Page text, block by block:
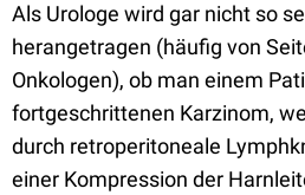
Als Urologe wird gar nicht so
herangetragen (häufig von
Onkologen), ob man einem
fortgeschrittenen Karzinom,
durch retroperitoneale
einer Kompression der